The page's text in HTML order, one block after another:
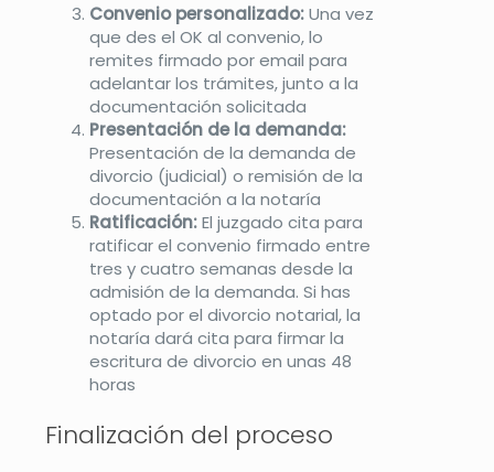
Convenio personalizado:Una vez
que des el OK al convenio, lo
remites firmado por email para
adelantar los trámites, junto a la
documentación solicitada
Presentación de la demanda:
Presentación de la demanda de
divorcio (judicial) o remisión de la
documentación a la notaría
Ratificación:El juzgado cita para
ratificar el convenio firmado entre
tres y cuatro semanas desde la
admisión de la demanda. Si has
optado por el divorcio notarial, la
notaría dará cita para firmar la
escritura de divorcio en unas 48
horas
Finalización del proceso